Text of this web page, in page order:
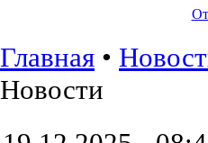
Главная •
Новости